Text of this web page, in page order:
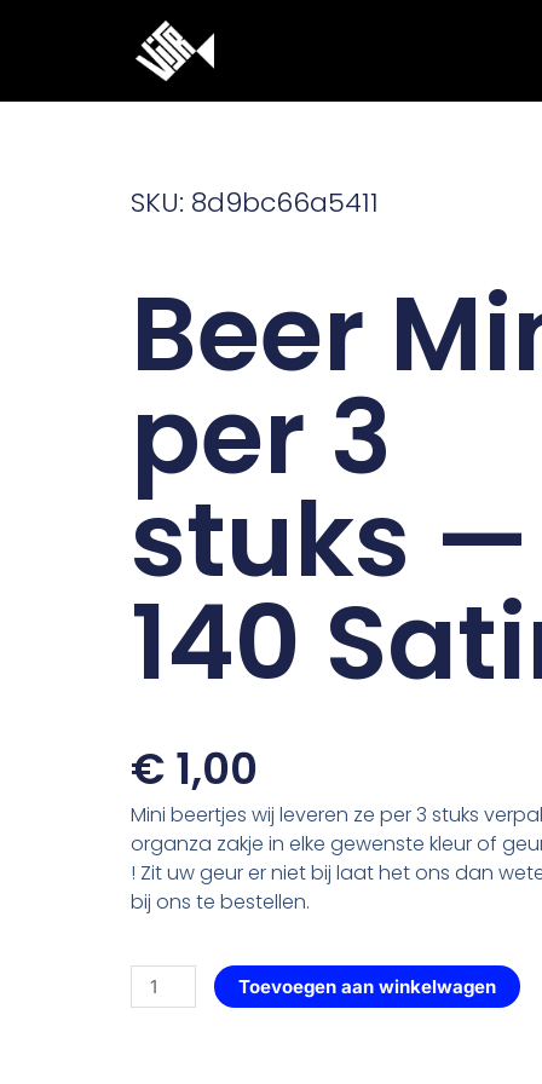
inhoud
SKU: 8d9bc66a5411
Beer
per 3
stuks —
140
€1,00
Mini beertjes wij leveren ze per 3 stuks
organza zakje in elke gewenste kleur of
! Zit uw geur er niet bij laat het ons dan
bij ons te bestellen.
Beer
Mini
Toevoegen aan winkelwagen